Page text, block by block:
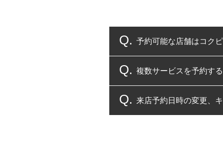
予約可能な店舗はコク
コクピット・タイヤ館
複数サービスを予約す
複数サービスのご予約
来店予約日時の変更、